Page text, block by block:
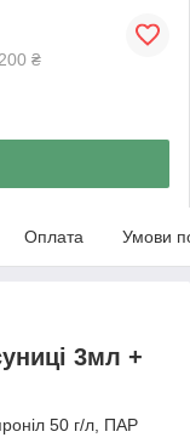
₴
Оплата Умови
3мл +
50 г/л, ПАР